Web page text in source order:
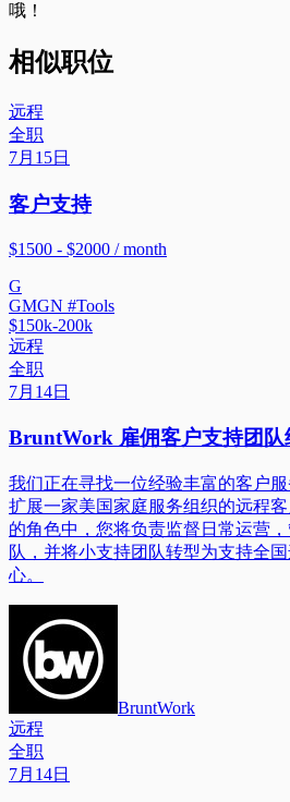
哦！
相似职位
远程
全职
7月15日
客户支持
$1500 - $2000 / month
G
GMGN #Tools
$150k-200k
远程
全职
7月14日
BruntWork 雇佣客户支持团
我们正在寻找一位经验丰富的客户
扩展一家美国家庭服务组织的远程
的角色中，您将负责监督日常运营
队，并将小支持团队转型为支持全
心。
BruntWork
远程
全职
7月14日